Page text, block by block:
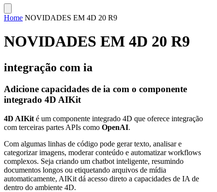
Home NOVIDADES EM 4D 20 R9
NOVIDADES EM 4D 20 R9
integração com ia
Adicione capacidades de ia com o componente
integrado 4D AIKit
4D AIKit é um componente integrado 4D que oferece integração
com terceiras partes APIs como OpenAI.
Com algumas linhas de código pode gerar texto, analisar e
categorizar imagens, moderar conteúdo e automatizar workflows
complexos. Seja criando um chatbot inteligente, resumindo
documentos longos ou etiquetando arquivos de mídia
automaticamente, AIKit dá acesso direto a capacidades de IA de
dentro do ambiente 4D.